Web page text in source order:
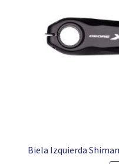
Biela Izquierda